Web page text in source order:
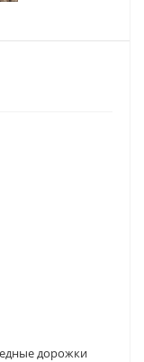
дорожки